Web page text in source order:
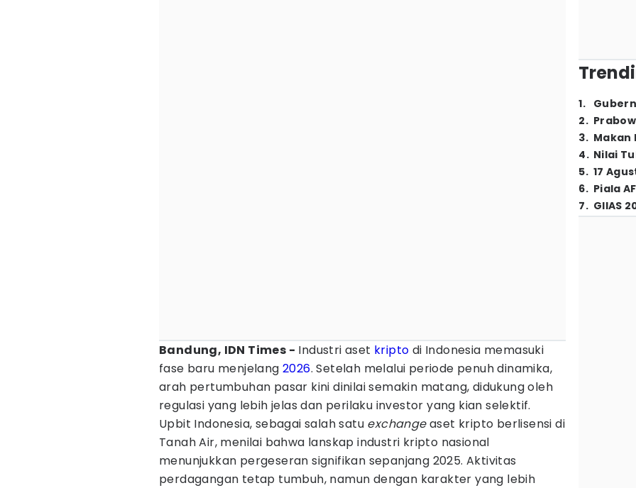
Bandung, IDN Times - Industri aset kripto di Indonesia memasuki
fase baru menjelang 2026. Setelah melalui periode penuh dinamika,
arah pertumbuhan pasar kini dinilai semakin matang, didukung oleh
regulasi yang lebih jelas dan perilaku investor yang kian selektif.
Upbit Indonesia, sebagai salah satu exchangeaset kripto berlisensi di
Tanah Air, menilai bahwa lanskap industri kripto nasional
menunjukkan pergeseran signifikan sepanjang 2025. Aktivitas
perdagangan tetap tumbuh, namun dengan karakter yang lebih
1.
2.
3. Makan
4. Nilai
5. 17
6. Piala
7. GIIAS